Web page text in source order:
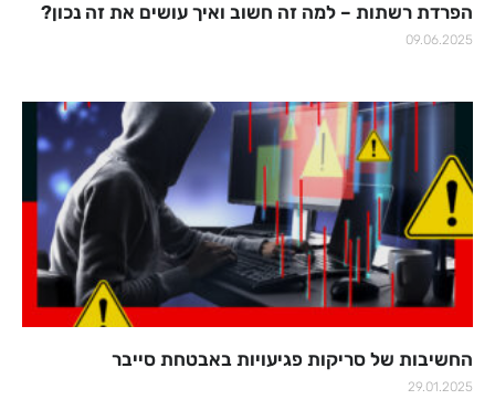
הפרדת רשתות – למה זה חשוב ואיך עושים את זה נכון?
09.06.2025
החשיבות של סריקות פגיעויות באבטחת סייבר
29.01.2025